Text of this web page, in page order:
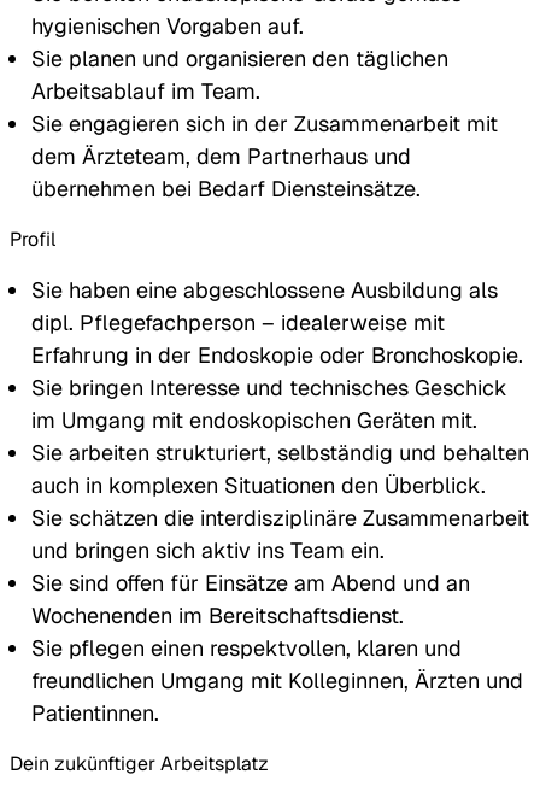
hygienischen Vorgaben auf.
Sie planen und organisieren den täglichen
Arbeitsablauf im Team.
Sie engagieren sich in der Zusammenarbeit mit
dem Ärzteteam, dem Partnerhaus und
übernehmen bei Bedarf Diensteinsätze.
Profil
Sie haben eine abgeschlossene Ausbildung als
dipl. Pflegefachperson – idealerweise mit
Erfahrung in der Endoskopie oder Bronchoskopie.
Sie bringen Interesse und technisches Geschick
im Umgang mit endoskopischen Geräten mit.
Sie arbeiten strukturiert, selbständig und behalten
auch in komplexen Situationen den Überblick.
Sie schätzen die interdisziplinäre Zusammenarbeit
und bringen sich aktiv ins Team ein.
Sie sind offen für Einsätze am Abend und an
Wochenenden im Bereitschaftsdienst.
Sie pflegen einen respektvollen, klaren und
freundlichen Umgang mit Kolleginnen, Ärzten und
Patientinnen.
Dein zukünftiger Arbeitsplatz